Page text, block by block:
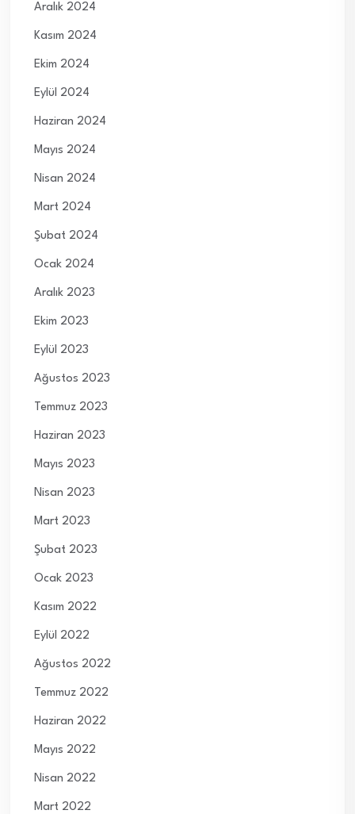
Aralık 2024
Kasım 2024
Ekim 2024
Eylül 2024
Haziran 2024
Mayıs 2024
Nisan 2024
Mart 2024
Şubat 2024
Ocak 2024
Aralık 2023
Ekim 2023
Eylül 2023
Ağustos 2023
Temmuz 2023
Haziran 2023
Mayıs 2023
Nisan 2023
Mart 2023
Şubat 2023
Ocak 2023
Kasım 2022
Eylül 2022
Ağustos 2022
Temmuz 2022
Haziran 2022
Mayıs 2022
Nisan 2022
Mart 2022